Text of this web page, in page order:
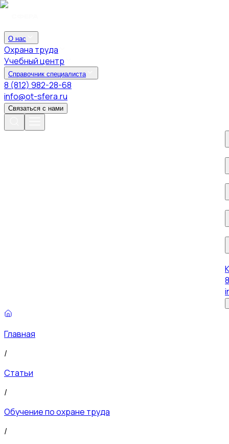
О нас
Охрана труда
Учебный центр
Справочник специалиста
8 (812) 982-28-68
info@ot-sfera.ru
Связаться с нами
Главная
/
Статьи
/
Обучение по охране труда
/